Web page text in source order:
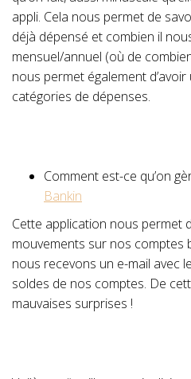
appli. Cela nous permet de
déjà dépensé et combien il
mensuel/annuel (où de
nous permet également
catégories de dépenses.
Comment est-ce qu’on
Bankin
Cette application nous permet
mouvements sur nos comptes
nous recevons un e-mail avec
soldes de nos comptes. De
mauvaises surprises !